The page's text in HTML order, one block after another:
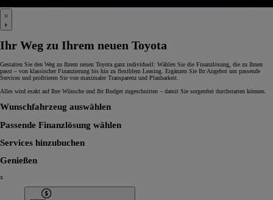
Ihr Weg zu Ihrem neuen Toyota
Gestalten Sie den Weg zu Ihrem neuen Toyota ganz individuell: Wählen Sie die Finanzlösung, die zu Ihnen
passt – von klassischer Finanzierung bis hin zu flexiblem Leasing. Ergänzen Sie Ihr Angebot um passende
Services und profitieren Sie von maximaler Transparenz und Planbarkeit.
Alles wird exakt auf Ihre Wünsche und Ihr Budget zugeschnitten – damit Sie sorgenfrei durchstarten können.
Wunschfahrzeug auswählen
Passende Finanzlösung wählen
Services hinzubuchen
Genießen
x